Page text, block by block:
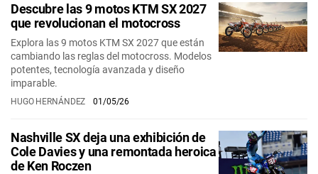
Descubre las 9 motos KTM SX 2027
que revolucionan el motocross
Explora las 9 motos KTM SX 2027 que están
cambiando las reglas del motocross. Modelos
potentes, tecnología avanzada y diseño
imparable.
HUGO HERNÁNDEZ 01/05/26
Nashville SX deja una exhibición de
Cole Davies y una remontada heroica
de Ken Roczen